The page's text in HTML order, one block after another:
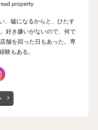
property
、嘘になるからと、ひたす
好き嫌いがないので、何で
舗を回った日もあった。専
験もある。